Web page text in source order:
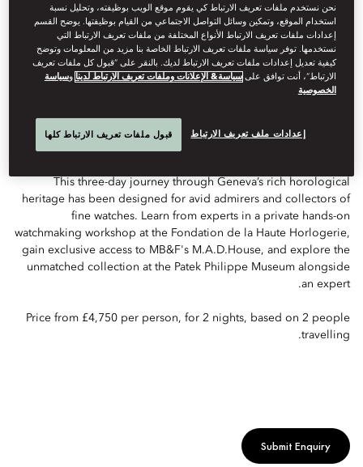
create luxury travel experiences that offer a deeper
understanding of the world, to design a collection of
transformational journeys for a growing number of our
hotels.
To many, watches are endlessly fascinating, infinitely collectable
heart of the heritage and innovation in fine horology - in
Switzerland - remain elusive and inaccessible. Until now.
This three-day journey through Geneva’s rich horological
heritage has been designed for avid admirers and collectors of
fine watches. Learn from experts in a private hands-on
watchmaking workshop at the Fondation de la Haute Horlogerie,
gain exclusive access to MB&F's M.A.D.House, and explore the
unmatched collection at the Patek Philippe Museum alongside
an expert.
Price from £4,750 per person, for 2 nights, based on 2 people
travelling.
Submit Enquiry
نحن نستخدم ملفات تعريف الارتباط كي يقوم موقع الويب بوظيفته، وتحليل نسبة
استخدام الموقع، وتمكين وسائل التواصل الاجتماعي من القيام بوظيفتها. يوضح القسم
إعدادات ملفات تعريف الارتباط الأنواع المختلفة من ملفات تعريف الارتباط التي
نستخدمها. توفر سياسة ملفات تعريف الارتباط الخاصة بنا مزيد من المعلومات وتوضح
كيفية تعديل إعدادات ملفات تعريف الارتباط لديك. بالنقر على “قبول كل ملفات تعريف
الارتباط”، أنت توافق علىسياسة& الإعلانات وملفات تعريف الارتباط لدينا وسياسة
الخصوصية
إعدادات ملف تعريف الارتباط قبول ملفات تعريف الارتباط كلها